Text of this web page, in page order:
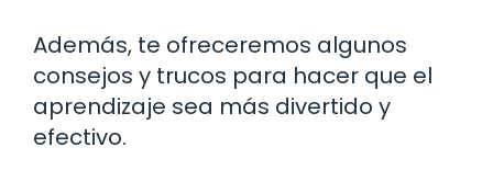
Además, te ofreceremos algunos
consejos y trucos para hacer que el
aprendizaje sea más divertido y
efectivo.